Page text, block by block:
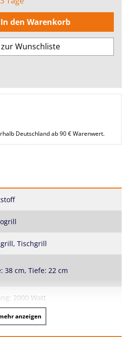
zur Wunschliste
Deutschland ab 90 € Warenwert.
Tischgrill
38 cm, Tiefe: 22 cm
2000 Watt
anzeigen